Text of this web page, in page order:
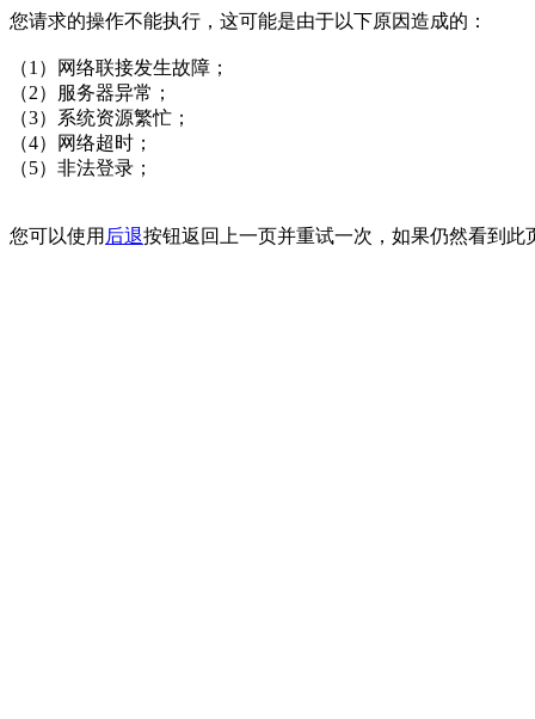
您请求的操作不能执行，这可能是由于以下原因造成的：
（1）网络联接发生故障；
（2）服务器异常；
（3）系统资源繁忙；
（4）网络超时；
（5）非法登录；
您可以使用 后退按钮返回上一页并重试一次，如果仍然看到此